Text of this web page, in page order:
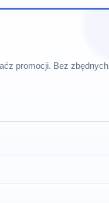
promocji. Bez zbędnych